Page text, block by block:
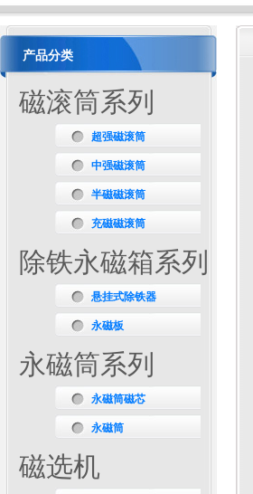
产品分类
磁滚筒系列
超强磁滚筒
中强磁滚筒
半磁磁滚筒
充磁磁滚筒
除铁永磁箱系列
悬挂式除铁器
永磁板
永磁筒系列
永磁筒磁芯
永磁筒
磁选机